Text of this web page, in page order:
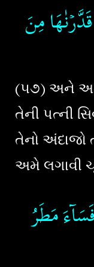
قَدَّرۡنٰهَا مِنَ
(૫૭) અને
તેની પત્ની
તેનો અંદાજો
અમે લગાવી
مَطَرُ